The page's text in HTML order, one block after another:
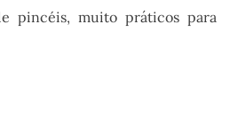
pincéis, muito práticos para